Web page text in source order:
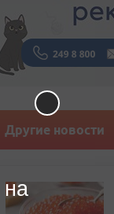
Другие новости